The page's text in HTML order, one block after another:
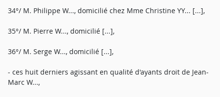
34°/ M. Philippe W..., domicilié chez Mme Christine YY... [...],
35°/ M. Pierre W..., domicilié [...],
36°/ M. Serge W..., domicilié [...],
- ces huit derniers agissant en qualité d'ayants droit de Jean-
Marc W...,